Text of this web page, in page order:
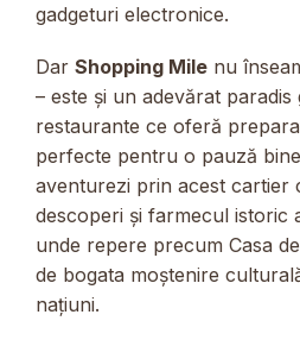
gadgeturi electronice.
Dar Shopping Mile nu
– este și un adevărat
restaurante ce oferă
perfecte pentru o pauză
aventurezi prin acest cartier
descoperi și farmecul istoric
unde repere precum Casa
de bogata moștenire
națiuni.